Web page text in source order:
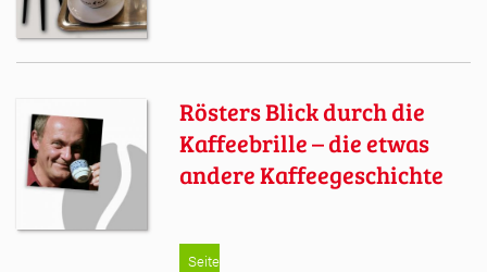
Rösters Blick durch die
Kaffeebrille – die etwas
andere Kaffeegeschichte
Seite